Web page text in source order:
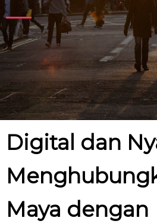
Digital dan
Maya dengan